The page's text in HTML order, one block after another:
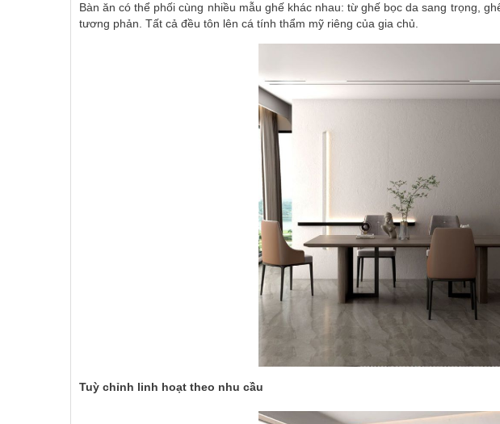
Bàn ăn có thể phối cùng nhiều mẫu ghế khác nhau: từ ghế bọc da sang trọng,
tương phản. Tất cả đều tôn lên cá tính thẩm mỹ riêng của gia chủ.
Tuỳ chỉnh linh hoạt theo nhu cầu